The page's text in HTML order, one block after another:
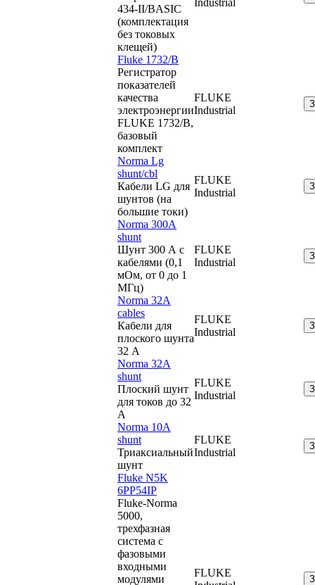
434-II/BASIC
(комплектация
без токовых
клещей)
Fluke 1732/B
Регистратор
показателей
качества
электроэнергии
FLUKE 1732/B,
базовый
комплект
FLUKE
Industrial
Norma Lg
shunt/cbl
Кабели LG для
шунтов (на
большие токи)
FLUKE
Industrial
Norma 300A
shunt
Шунт 300 А с
кабелями (0,1
мОм, от 0 до 1
МГц)
FLUKE
Industrial
Norma 32A
cables
Кабели для
плоского шунта
32 А
FLUKE
Industrial
Norma 32A
shunt
Плоский шунт
для токов до 32
А
FLUKE
Industrial
Norma 10A
shunt
Триаксиальный
шунт
FLUKE
Industrial
Fluke N5K
6PP54IP
Fluke-Norma
5000,
трехфазная
система с
фазовыми
входными
модулями
FLUKE